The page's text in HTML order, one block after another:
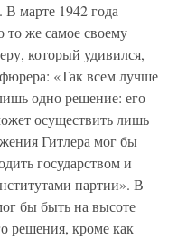
марте 1942 года
то же самое своему
который удивился,
«Так всем лучше
одно решение: его
осуществить лишь
Гитлера мог бы
государством и
партии». В
бы быть на высоте
решения, кроме как